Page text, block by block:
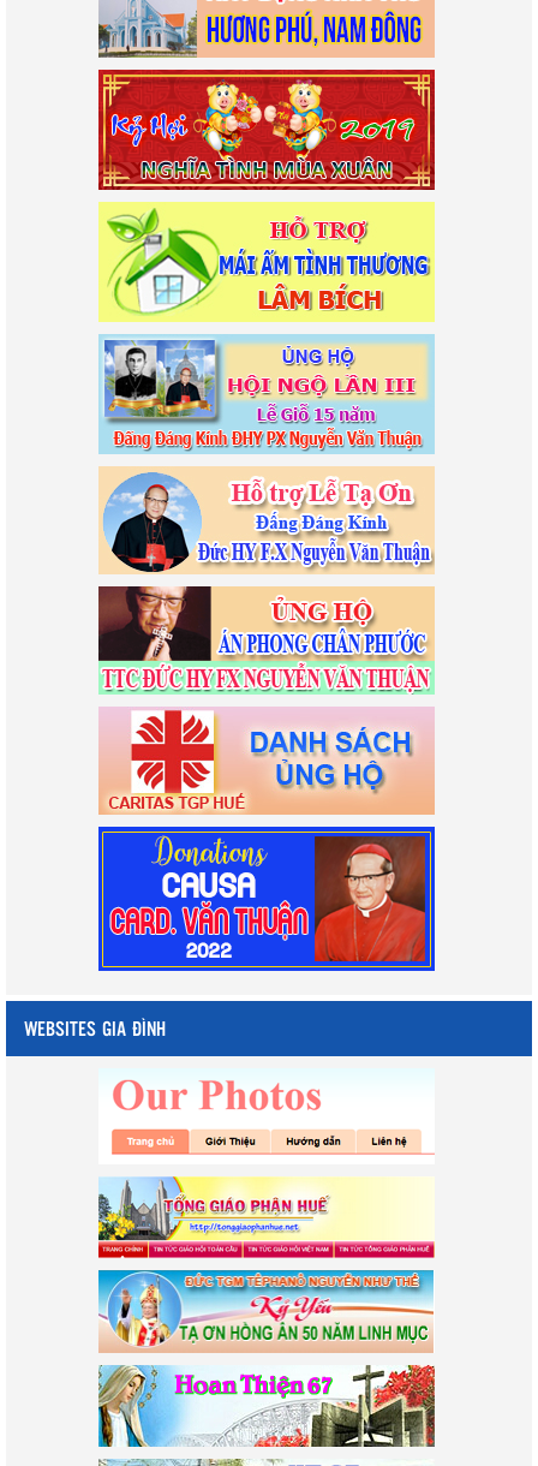
WEBSITES GIA ĐÌNH